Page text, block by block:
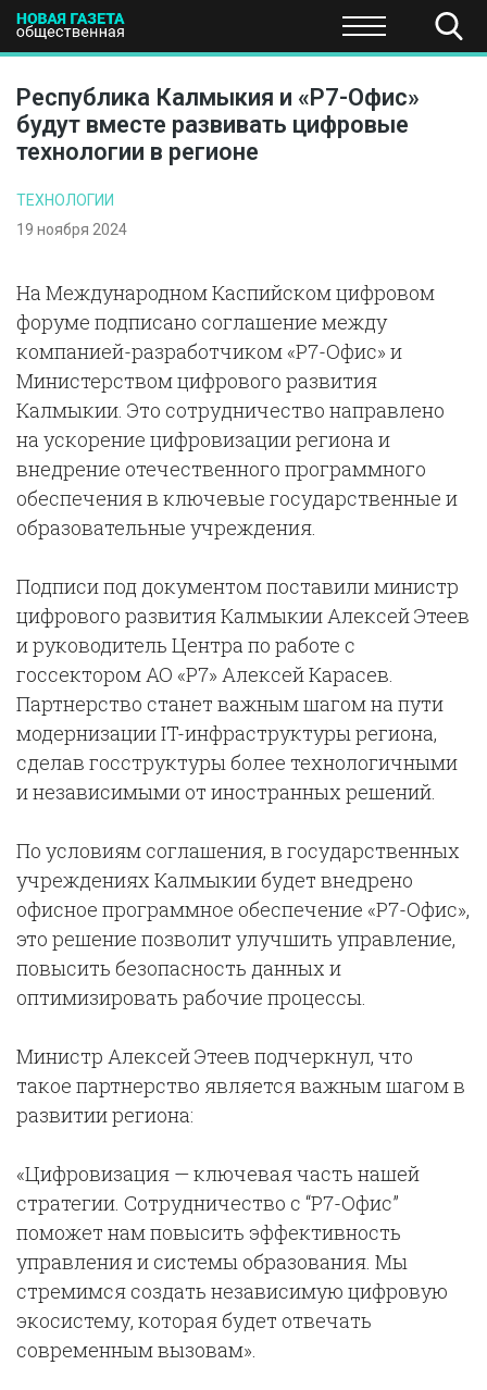
ПОЛИТИКА ЭКОНОМИКА НАУКА И
Республика Калмыкия и «Р7-Офис»
будут вместе развивать цифровые
технологии в регионе
ТЕХНОЛОГИИ
19 ноября 2024
На Международном Каспийском цифровом
форуме подписано соглашение между
компанией-разработчиком «Р7-Офис» и
Министерством цифрового развития
Калмыкии. Это сотрудничество направлено
на ускорение цифровизации региона и
внедрение отечественного программного
обеспечения в ключевые государственные и
образовательные учреждения.
Подписи под документом поставили министр
цифрового развития Калмыкии Алексей Этеев
и руководитель Центра по работе с
госсектором АО «Р7» Алексей Карасев.
Партнерство станет важным шагом на пути
модернизации IT-инфраструктуры региона,
сделав госструктуры более технологичными
и независимыми от иностранных решений.
По условиям соглашения, в государственных
учреждениях Калмыкии будет внедрено
офисное программное обеспечение «Р7-Офис»,
это решение позволит улучшить управление,
повысить безопасность данных и
оптимизировать рабочие процессы.
Министр Алексей Этеев подчеркнул, что
такое партнерство является важным шагом в
развитии региона:
«Цифровизация — ключевая часть нашей
стратегии. Сотрудничество с “Р7-Офис”
поможет нам повысить эффективность
управления и системы образования. Мы
стремимся создать независимую цифровую
экосистему, которая будет отвечать
современным вызовам».